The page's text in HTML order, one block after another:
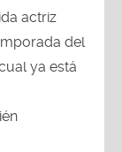
actriz
del
ya está